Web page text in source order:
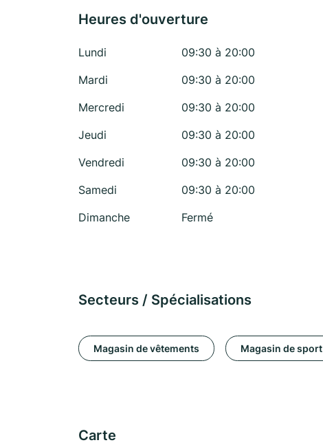
Heures d'ouverture
Lundi
09:30 à 20:00
Mardi
09:30 à 20:00
Mercredi
09:30 à 20:00
Jeudi
09:30 à 20:00
Vendredi
09:30 à 20:00
Samedi
09:30 à 20:00
Dimanche
Fermé
Secteurs / Spécialisations
Magasin de vêtements Magasin de sport
Carte